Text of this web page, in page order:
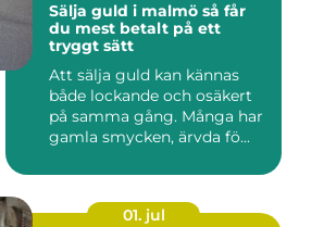
Sälja guld i malmö så får
du mest betalt på ett
tryggt sätt
Att sälja guld kan kännas
både lockande och osäkert
på samma gång. Många har
gamla smycken, ärvda fö...
01. jul